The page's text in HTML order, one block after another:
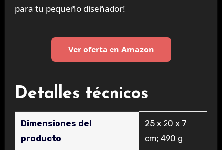
para tu pequeño diseñador!
Ver oferta en Amazon
Detalles técnicos
Dimensiones del
producto
‎25 x 20 x 7
cm; 490 g